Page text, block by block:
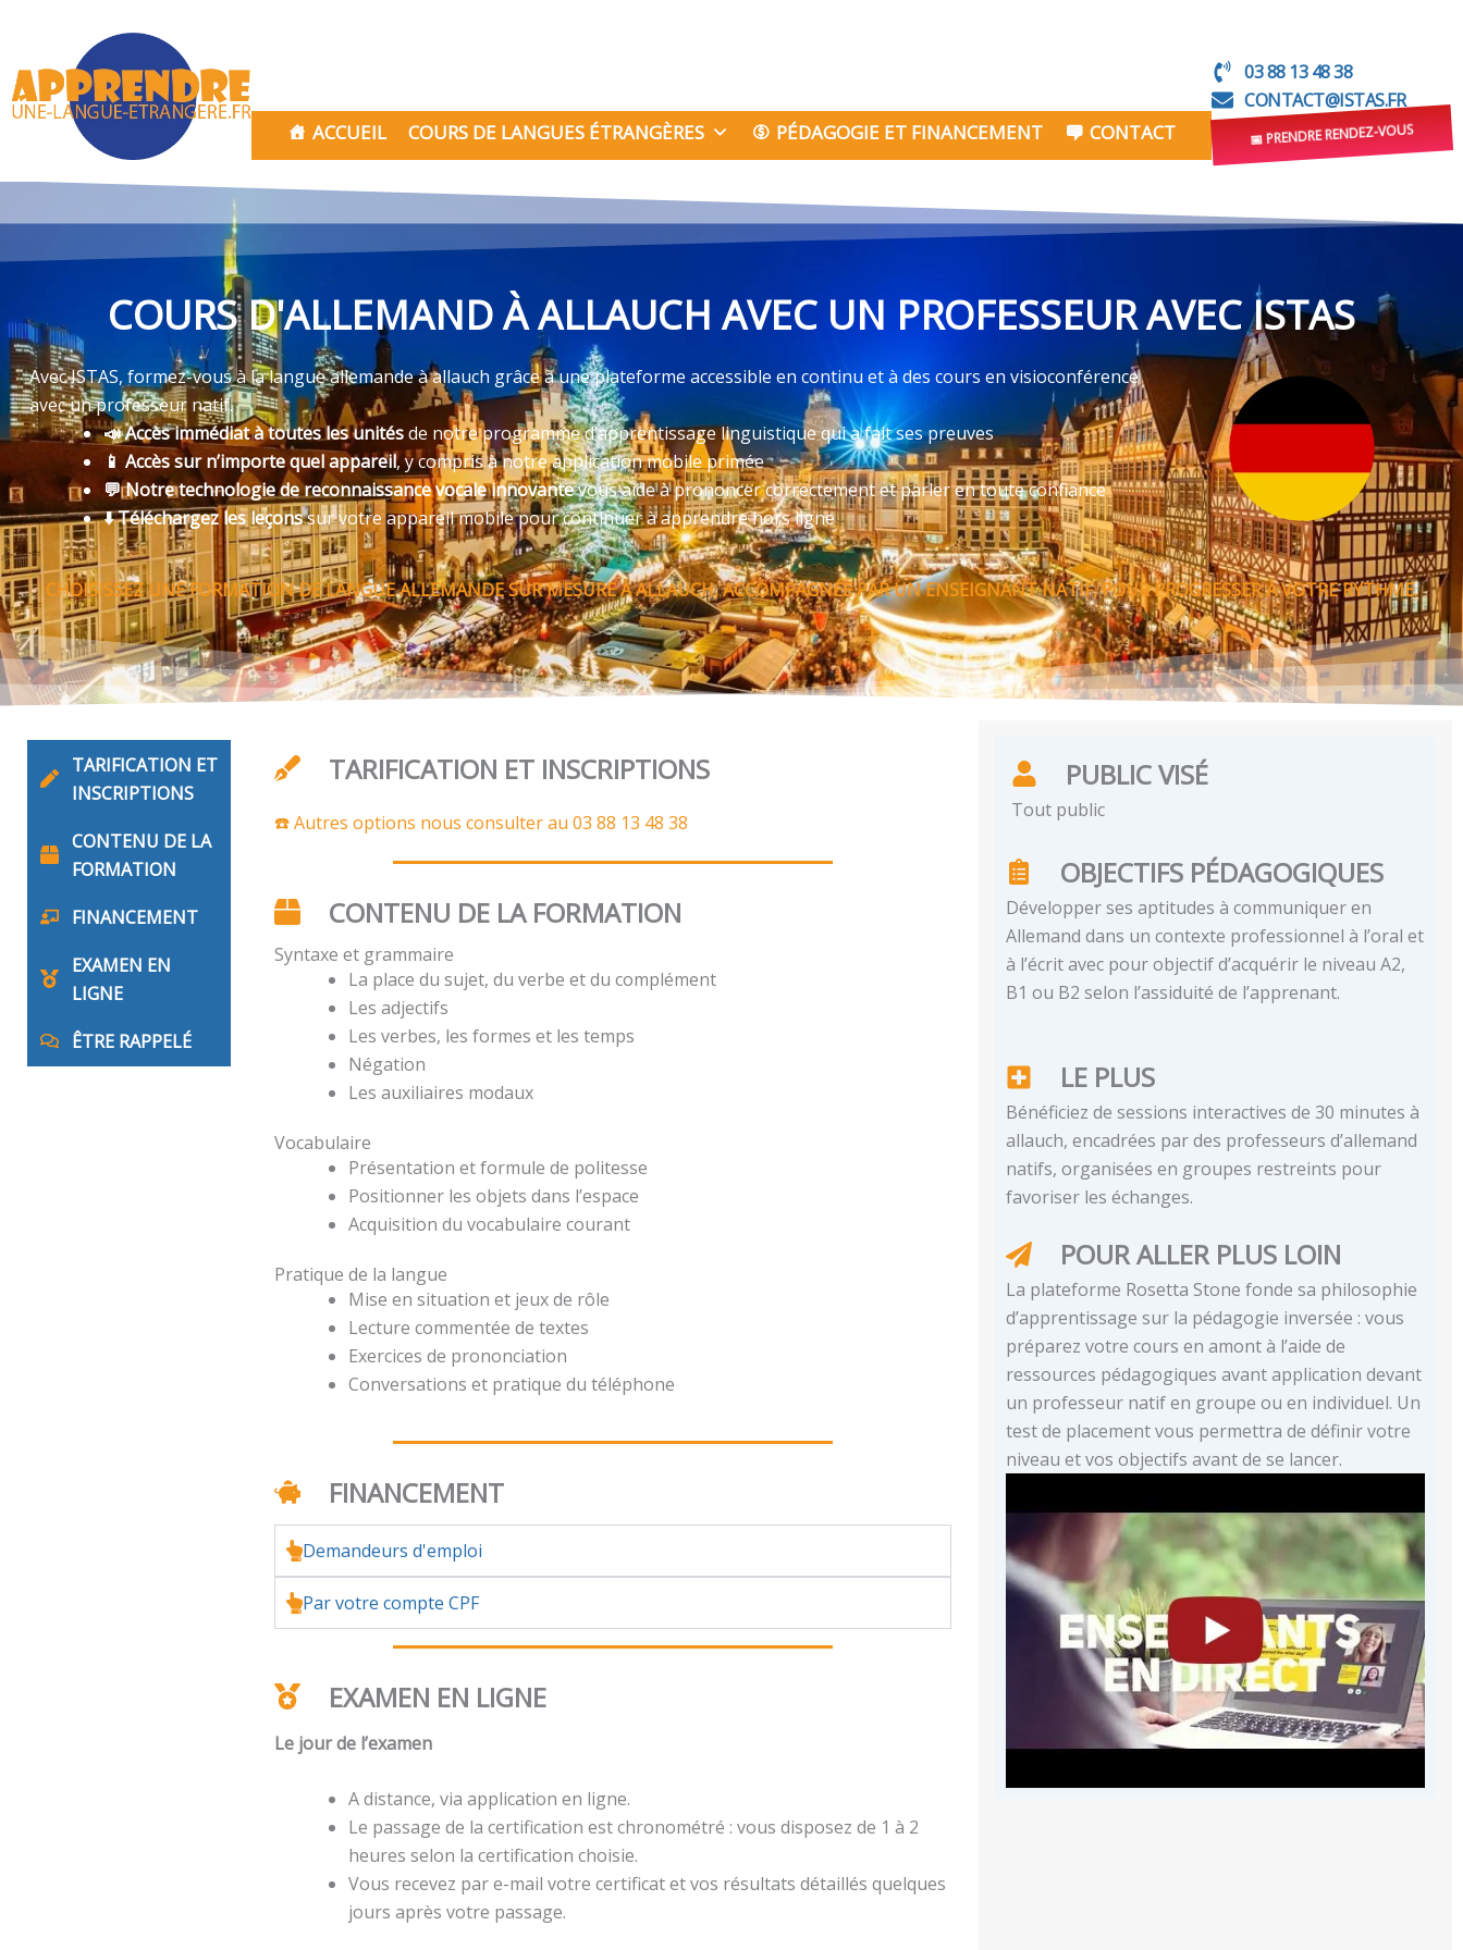
contenu
ACCUEIL COURS DE LANGUES ÉTRANGÈRES PÉDAGOGIE ET FINANCEMENT CONTACT
03 88 13 48 38
CONTACT@ISTAS.FR
📅 PRENDRE RENDEZ-VOUS
COURS D'ALLEMAND À ALLAUCH AVEC UN PROFESSEUR AVEC ISTAS
Avec ISTAS, formez-vous à la langue allemande à allauch grâce à une plateforme accessible en continu et à des cours en visioconférence
avec un professeur natif.
📣 Accès immédiat à toutes les unitésde notre programme d’apprentissage linguistique qui a fait ses preuves
📱 Accès sur n’importe quel appareil, y compris à notre application mobile primée
💬 Notre technologie de reconnaissance vocale innovantevous aide à prononcer correctement et parler en toute confiance
⬇️ Téléchargez les leçonssur votre appareil mobile pour continuer à apprendre hors ligne
CHOISISSEZ UNE FORMATION DE LANGUE ALLEMANDE SUR MESURE À ALLAUCH, ACCOMPAGNÉE PAR UN ENSEIGNANT NATIF, POUR PROGRESSER À VOTRE RYTHME.
TARIFICATION ET
INSCRIPTIONS
CONTENU DE LA
FORMATION
FINANCEMENT
EXAMEN EN
LIGNE
ÊTRE RAPPELÉ
TARIFICATION ET INSCRIPTIONS
☎️ Autres options nous consulter au 03 88 13 48 38
CONTENU DE LA FORMATION
Syntaxe et grammaire
La place du sujet, du verbe et du complément
Les adjectifs
Les verbes, les formes et les temps
Négation
Les auxiliaires modaux
Vocabulaire
Présentation et formule de politesse
Positionner les objets dans l’espace
Acquisition du vocabulaire courant
Pratique de la langue
Mise en situation et jeux de rôle
Lecture commentée de textes
Exercices de prononciation
Conversations et pratique du téléphone
FINANCEMENT
Demandeurs d'emploi
Par votre compte CPF
EXAMEN EN LIGNE
Le jour de l’examen
A distance, via application en ligne.
Le passage de la certification est chronométré : vous disposez de 1 à 2
heures selon la certification choisie.
Vous recevez par e-mail votre certificat et vos résultats détaillés quelques
jours après votre passage.
PUBLIC VISÉ
Tout public
OBJECTIFS PÉDAGOGIQUES
Développer ses aptitudes à communiquer en
Allemand dans un contexte professionnel à l’oral et
à l’écrit avec pour objectif d’acquérir le niveau A2,
B1 ou B2 selon l’assiduité de l’apprenant.
LE PLUS
Bénéficiez de sessions interactives de 30 minutes à
allauch, encadrées par des professeurs d’allemand
natifs, organisées en groupes restreints pour
favoriser les échanges.
POUR ALLER PLUS LOIN
La plateforme Rosetta Stone fonde sa philosophie
d’apprentissage sur la pédagogie inversée : vous
préparez votre cours en amont à l’aide de
ressources pédagogiques avant application devant
un professeur natif en groupe ou en individuel. Un
test de placement vous permettra de définir votre
niveau et vos objectifs avant de se lancer.